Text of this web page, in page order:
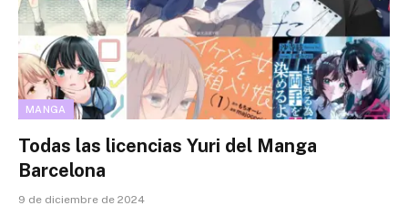
MANGA
Todas las licencias Yuri del Manga
Barcelona
9 de diciembre de 2024